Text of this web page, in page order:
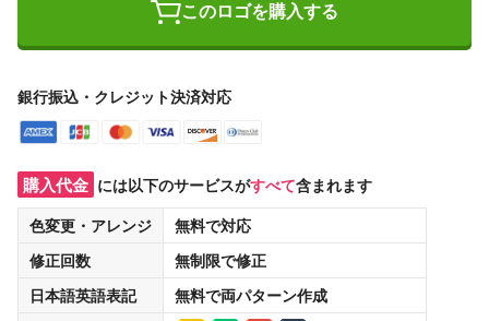
このロゴを購入する
銀行振込・クレジット決済対応
購入代金 には以下のサービスがすべて含まれます
色変更・アレンジ
無料で対応
修正回数
無制限で修正
日本語英語表記
無料で両パターン作成